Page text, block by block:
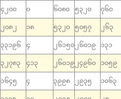
၄၂၀၀ ၀ ၆၀၈၀ ၅၃၂၀
၇၆၀
၂၀၈၂ ၁၈ ၅၃၂၀ ၅၀၅၇ ၂၆၃
၃၃၁၉၆ ၄ ၂၆၁၅၀ ၂၆၀၁၉
၁၃၁
၃၂၇၈၃ ၄၁၃ ၂၆၀၁၉ ၂၄၉၆၀ ၁၀၅၉
၁၆၄၅ ၄ ၃၉၉၈ ၂၉၃၅
၁၀၆၃